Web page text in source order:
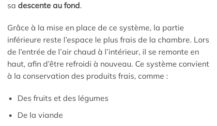
sa descente au fond.
Grâce à la mise en place de ce système, la partie
inférieure reste l’espace le plus frais de la chambre. Lors
de l’entrée de l’air chaud à l’intérieur, il se remonte en
haut, afin d’être refroidi à nouveau. Ce système convient
à la conservation des produits frais, comme :
Des fruits et des légumes
De la viande